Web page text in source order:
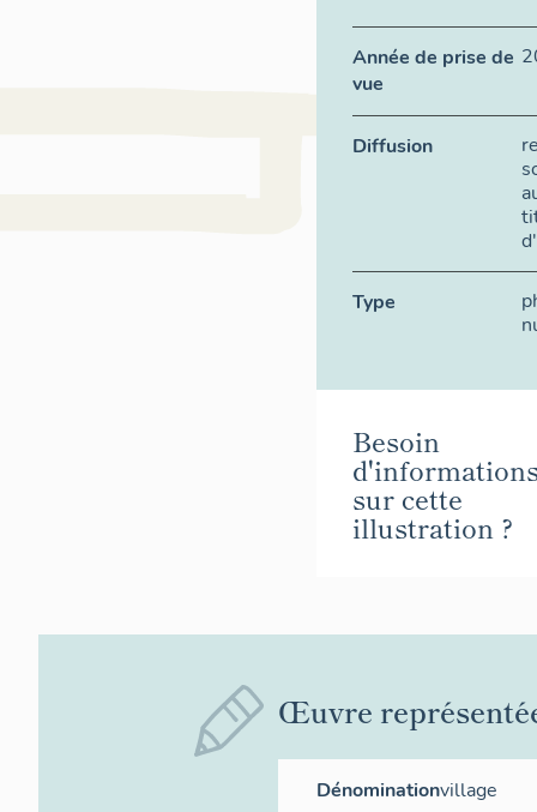
Année de prise de
vue
Diffusion
Type
Besoin
sur cette
illustration ?
Œuvre
Dénominationvillage